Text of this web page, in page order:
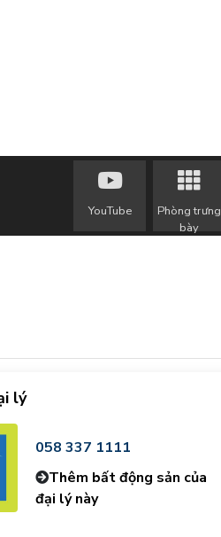
YouTube
Phòng trưng
bày
lý
058 337 1111
Thêm bất động sản của
đại lý này